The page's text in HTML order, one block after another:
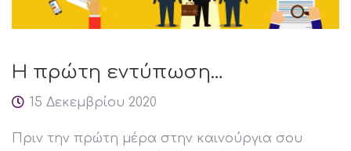
Η πρώτη εντύπωση…
15 Δεκεμβρίου 2020
Πριν την πρώτη μέρα στην καινούργια σου